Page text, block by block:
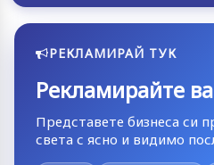
РЕКЛАМИРАЙ ТУК
Рекламирайте
Представете бизнеса си
света с ясно и видимо